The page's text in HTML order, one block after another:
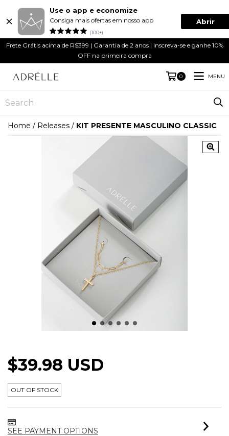
Use o app e economize
Consiga mais ofertas em nosso app
(100+)
Abrir
Frete Grátis acima de R$399 | Garantia de 2 anos | Inscreva-se e ganhe 10%
OFF na primeira compra
0 MENU
Home / Releases / KIT PRESENTE MASCULINO CLASSIC
$39.98 USD
OUT OF STOCK
SEE PAYMENT OPTIONS